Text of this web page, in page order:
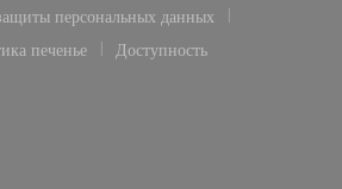
персональных данных
((открывается в новом окне))
печенье
((открывается в новом окне))
Доступность